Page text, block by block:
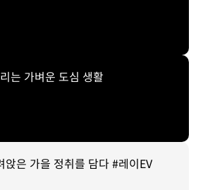
는 가벼운 도심 생활
앉은 가을 정취를 담다 #레이EV